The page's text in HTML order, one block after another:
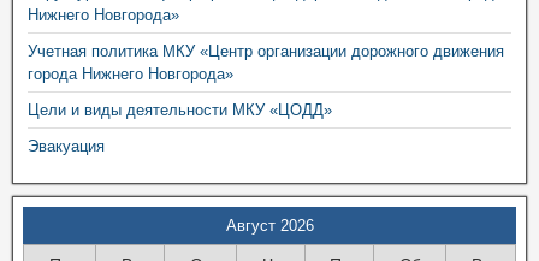
Нижнего Новгорода»
Учетная политика МКУ «Центр организации дорожного движения
города Нижнего Новгорода»
Цели и виды деятельности МКУ «ЦОДД»
Эвакуация
Август 2026